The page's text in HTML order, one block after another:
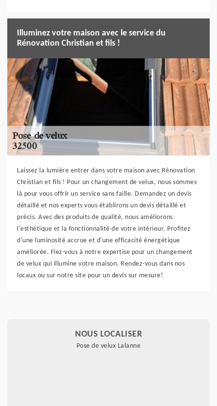
Illuminez votre maison avec le service du
Rénovation Christian et fils !
Laissez la lumière entrer dans votre maison avec Rénovation
Christian et fils ! Pour un changement de velux, nous sommes
là pour vous offrir un service sans faille. Demandez un devis
détaillé et nos experts vous établirons un devis détaillé et
précis. Avec des produits de qualité, nous améliorons
l'esthétique et la fonctionnalité de votre intérieur. Profitez
d'une luminosité accrue et d'une efficacité énergétique
améliorée. Fiez-vous à notre expertise pour un changement
de velux qui illumine votre maison. Rendez-vous dans nos
locaux ou sur notre site pour un devis sur mesure!
NOUS LOCALISER
Pose de velux Lalanne